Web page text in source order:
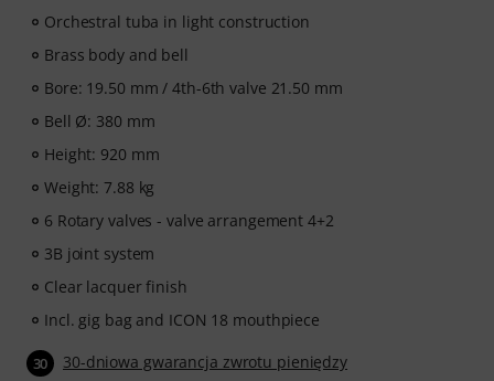
Orchestral tuba in light construction
Brass body and bell
Bore: 19.50 mm / 4th-6th valve 21.50 mm
Bell Ø: 380 mm
Height: 920 mm
Weight: 7.88 kg
6 Rotary valves - valve arrangement 4+2
3B joint system
Clear lacquer finish
Incl. gig bag and ICON 18 mouthpiece
30 30-dniowa gwarancja zwrotu pieniędzy